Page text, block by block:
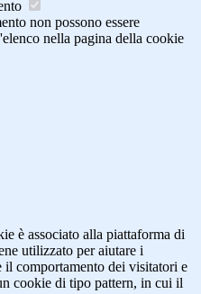
non possono essere
nella pagina della cookie
è associato alla piattaforma di
utilizzato per aiutare i
comportamento dei visitatori e
cookie di tipo pattern, in cui il